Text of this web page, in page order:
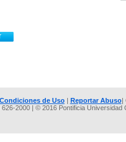
Condiciones de Uso| Reportar Abuso|
2000 | © 2016 Pontificia Universidad